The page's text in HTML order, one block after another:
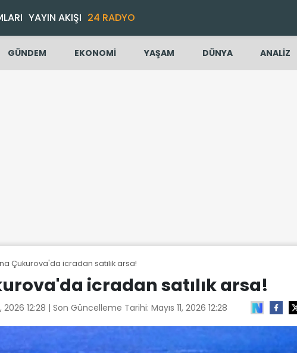
YAYIN AKIŞI 24 RADYO
GÜNDEM EKONOMİ YAŞAM DÜNYA ANALİZ
Çukurova'da icradan satılık arsa!
icradan satılık arsa!
2026 12:28 | Son Güncelleme Tarihi: Mayıs 11, 2026 12:28